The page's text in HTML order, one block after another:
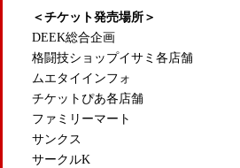
＜チケット発売場所＞
DEEK総合企画
格闘技ショップイサミ各店舗
ムエタイインフォ
チケットぴあ各店舗
ファミリーマート
サンクス
サークルK